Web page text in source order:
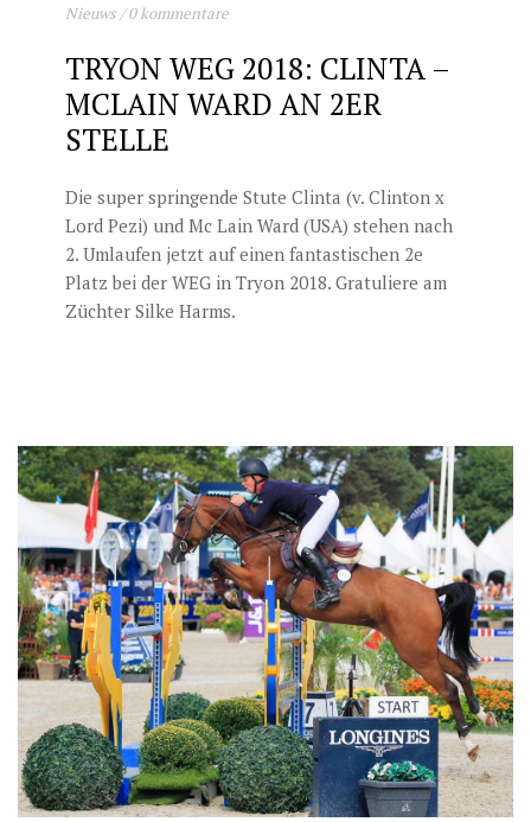
Nieuws/0 kommentare
TRYON WEG 2018: CLINTA –
MCLAIN WARD AN 2ER
STELLE
Die super springende Stute Clinta (v. Clinton x
Lord Pezi) und Mc Lain Ward (USA) stehen nach
2. Umlaufen jetzt auf einen fantastischen 2e
Platz bei der WEG in Tryon 2018. Gratuliere am
Züchter Silke Harms.